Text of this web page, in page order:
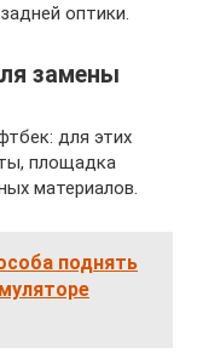
оптики.
замены
для этих
площадка
материалов.
поднять